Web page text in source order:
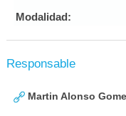
Modalidad:
Responsable
Martin Alonso